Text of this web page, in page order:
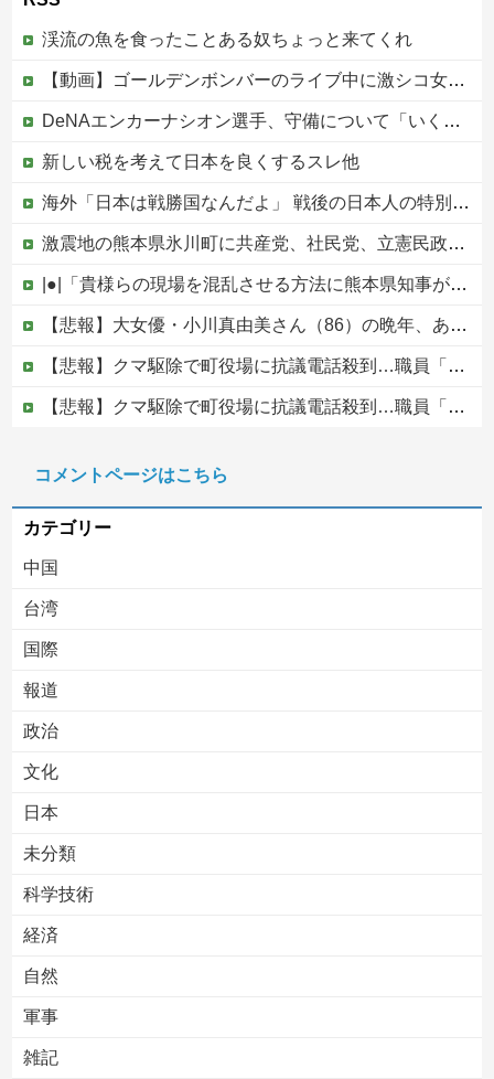
渓流の魚を食ったことある奴ちょっと来てくれ
【動画】ゴールデンボンバーのライブ中に激シコ女さんが乱入してしまうｗｗｗｗｗ
DeNAエンカーナシオン選手、守備について「いくら得点しても、エラーを重ねれば逆転されてしまう。そういう意味から自分にとっては、打撃よりも守備の方が大事」
新しい税を考えて日本を良くするスレ他
海外「日本は戦勝国なんだよ」 戦後の日本人の特別な生き様に各国から称賛の声
激震地の熊本県氷川町に共産党、社民党、立憲民政党等の左派の救援は影すら見えず。住民苦言
|●|「貴様らの現場を混乱させる方法に熊本県知事が激怒してんだよ」と報道特集の非常識すぎる要求に視聴者激怒仕事に矜持とかないのかね？、
【悲報】大女優・小川真由美さん（86）の晩年、あまりにも闇が深すぎる・・・・
【悲報】クマ駆除で町役場に抗議電話殺到…職員「業務になりません」
【悲報】クマ駆除で町役場に抗議電話殺到…職員「業務になりません」
被災者で湧き水が有難い「土葬は絶対にダメだ】
コメントページはこちら
カテゴリー
中国
台湾
国際
報道
政治
文化
日本
未分類
科学技術
経済
自然
軍事
雑記